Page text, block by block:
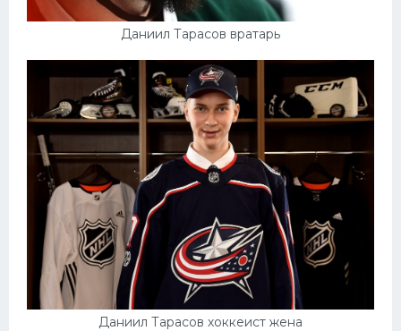
Даниил Тарасов вратарь
Даниил Тарасов хоккеист жена